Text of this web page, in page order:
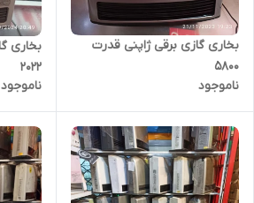
بخاری گازی برقی ژاپنی قدرت
۵۸۰۰
ناموجود
۲۰۲۲
ناموجود